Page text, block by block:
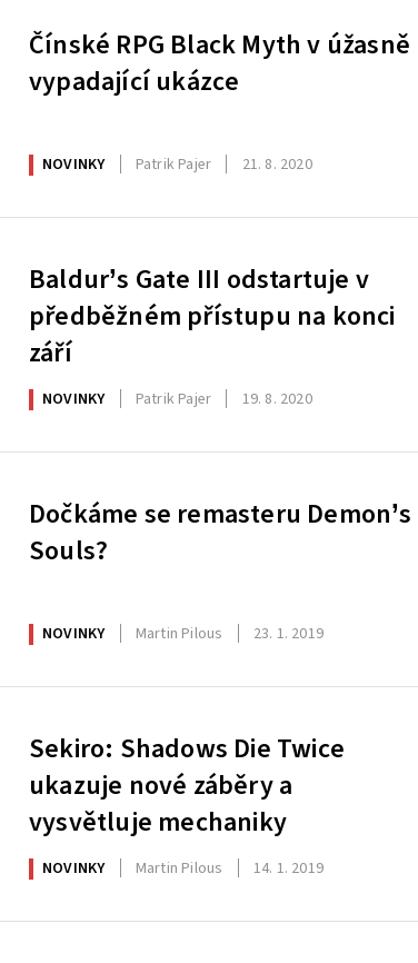
Čínské RPG Black Myth v úžasně
vypadající ukázce
NOVINKY Patrik Pajer 21. 8. 2020
Baldur’s Gate III odstartuje v
předběžném přístupu na konci
září
NOVINKY Patrik Pajer 19. 8. 2020
Dočkáme se remasteru Demon’s
Souls?
NOVINKY Martin Pilous 23. 1. 2019
Sekiro: Shadows Die Twice
ukazuje nové záběry a
vysvětluje mechaniky
NOVINKY Martin Pilous 14. 1. 2019